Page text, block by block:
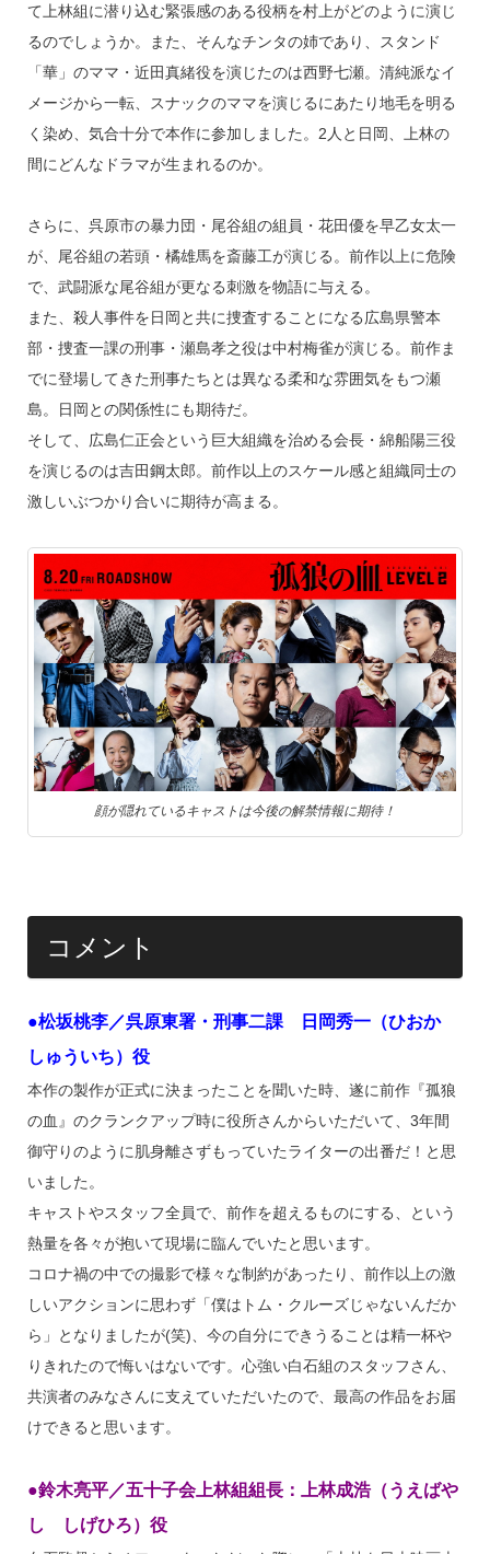
て上林組に潜り込む緊張感のある役柄を村上がどのように演じ
るのでしょうか。また、そんなチンタの姉であり、スタンド
「華」のママ・近田真緒役を演じたのは西野七瀬。清純派なイ
メージから一転、スナックのママを演じるにあたり地毛を明る
く染め、気合十分で本作に参加しました。2人と日岡、上林の
間にどんなドラマが生まれるのか。
さらに、呉原市の暴力団・尾谷組の組員・花田優を早乙女太一
が、尾谷組の若頭・橘雄馬を斎藤工が演じる。前作以上に危険
で、武闘派な尾谷組が更なる刺激を物語に与える。
また、殺人事件を日岡と共に捜査することになる広島県警本
部・捜査一課の刑事・瀬島孝之役は中村梅雀が演じる。前作ま
でに登場してきた刑事たちとは異なる柔和な雰囲気をもつ瀬
島。日岡との関係性にも期待だ。
そして、広島仁正会という巨大組織を治める会長・綿船陽三役
を演じるのは吉田鋼太郎。前作以上のスケール感と組織同士の
激しいぶつかり合いに期待が高まる。
顔が隠れているキャストは今後の解禁情報に期待！
コメント
●松坂桃李／呉原東署・刑事二課 日岡秀一（ひおか
しゅういち）役
本作の製作が正式に決まったことを聞いた時、遂に前作『孤狼
の血』のクランクアップ時に役所さんからいただいて、3年間
御守りのように肌身離さずもっていたライターの出番だ！と思
いました。
キャストやスタッフ全員で、前作を超えるものにする、という
熱量を各々が抱いて現場に臨んでいたと思います。
コロナ禍の中での撮影で様々な制約があったり、前作以上の激
しいアクションに思わず「僕はトム・クルーズじゃないんだか
ら」となりましたが(笑)、今の自分にできうることは精一杯や
りきれたので悔いはないです。心強い白石組のスタッフさん、
共演者のみなさんに支えていただいたので、最高の作品をお届
けできると思います。
●鈴木亮平／五十子会上林組組長：上林成浩（うえばや
し しげひろ）役